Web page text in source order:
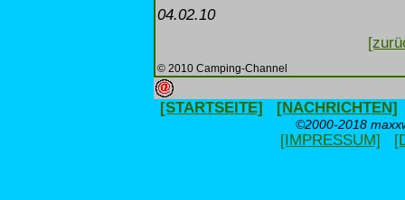
04.02.10
© 2010 Camping-Channel
[STARTSEITE] [NACHRICHTEN]
©2000-2018
[IMPRESSUM]